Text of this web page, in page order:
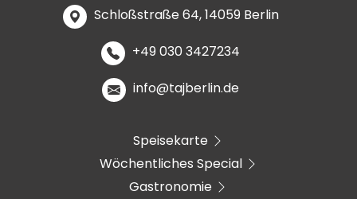
Schloßstraße 64, 14059 Berlin
+49 030 3427234
info@tajberlin.de
Speisekarte
Wöchentliches Special
Gastronomie